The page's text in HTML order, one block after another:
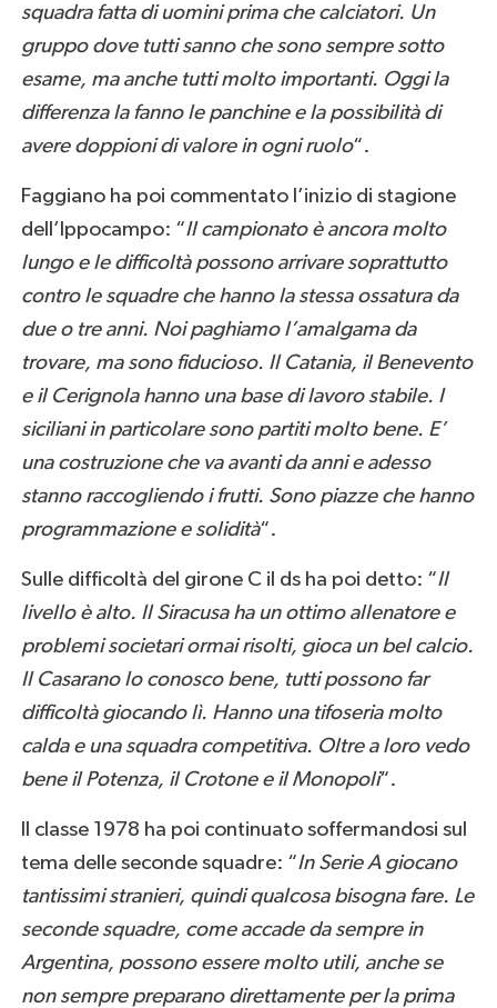
squadra fatta di uomini prima che calciatori. Un
gruppo dove tutti sanno che sono sempre sotto
esame, ma anche tutti molto importanti. Oggi la
differenza la fanno le panchine e la possibilità di
avere doppioni di valore in ogni ruolo“.
Faggiano ha poi commentato l’inizio di stagione
dell’Ippocampo: “Il campionato è ancora molto
lungo e le difficoltà possono arrivare soprattutto
contro le squadre che hanno la stessa ossatura da
due o tre anni. Noi paghiamo l’amalgama da
trovare, ma sono fiducioso. Il Catania, il Benevento
e il Cerignola hanno una base di lavoro stabile. I
siciliani in particolare sono partiti molto bene. E’
una costruzione che va avanti da anni e adesso
stanno raccogliendo i frutti. Sono piazze che hanno
programmazione e solidità“.
Sulle difficoltà del girone C il ds ha poi detto: “Il
livello è alto. Il Siracusa ha un ottimo allenatore e
problemi societari ormai risolti, gioca un bel calcio.
Il Casarano lo conosco bene, tutti possono far
difficoltà giocando lì. Hanno una tifoseria molto
calda e una squadra competitiva. Oltre a loro vedo
bene il Potenza, il Crotone e il Monopoli“.
Il classe 1978 ha poi continuato soffermandosi sul
tema delle seconde squadre: “In Serie A giocano
tantissimi stranieri, quindi qualcosa bisogna fare. Le
seconde squadre, come accade da sempre in
Argentina, possono essere molto utili, anche se
non sempre preparano direttamente per la prima